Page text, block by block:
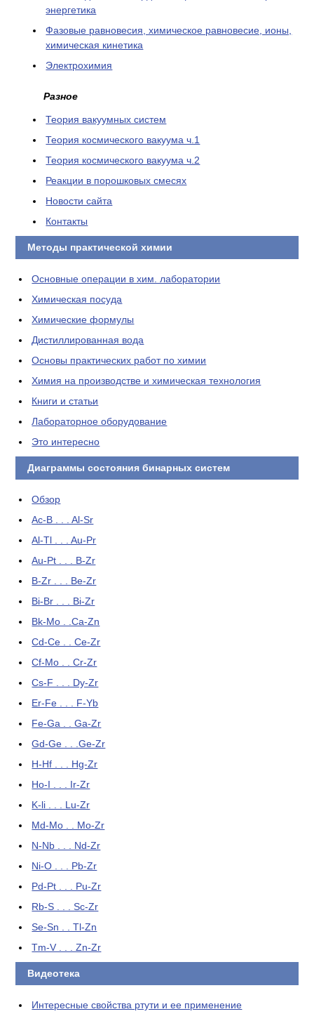
энергетика
Фазовые равновесия, химическое равновесие, ионы,
химическая кинетика
Электрохимия
Разное
Теория вакуумных систем
Теория космического вакуума ч.1
Теория космического вакуума ч.2
Реакции в порошковых смесях
Новости сайта
Контакты
Методы практической химии
Основные операции в хим. лаборатории
Химическая посуда
Химические формулы
Дистиллированная вода
Основы практических работ по химии
Химия на производстве и химическая технология
Книги и статьи
Лабораторное оборудование
Это интересно
Диаграммы состояния бинарных систем
Обзор
Ac-B . . . Al-Sr
Al-Tl . . . Au-Pr
Au-Pt . . . B-Zr
B-Zr . . . Be-Zr
Bi-Br . . . Bi-Zr
Bk-Mo . .Ca-Zn
Cd-Ce . . Ce-Zr
Cf-Mo . . Cr-Zr
Cs-F . . . Dy-Zr
Er-Fe . . . F-Yb
Fe-Ga . . Ga-Zr
Gd-Ge . . .Ge-Zr
H-Hf . . . Hg-Zr
Ho-I . . . Ir-Zr
K-li . . . Lu-Zr
Md-Mo . . Mo-Zr
N-Nb . . . Nd-Zr
Ni-O . . . Pb-Zr
Pd-Pt . . . Pu-Zr
Rb-S . . . Sc-Zr
Se-Sn . . Tl-Zn
Tm-V . . . Zn-Zr
Видеотека
Интересные свойства ртути и ее применение